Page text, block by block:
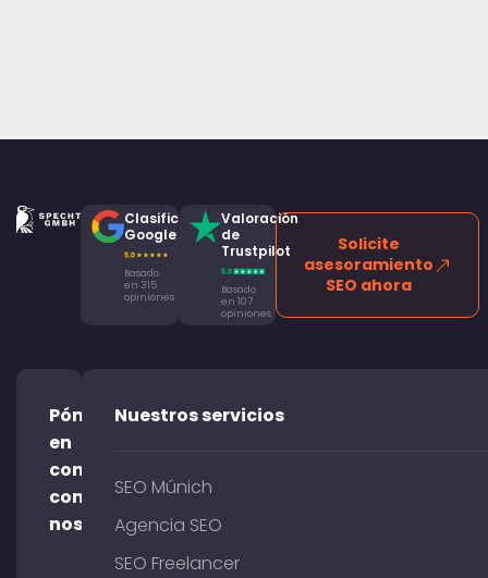
Clasificación
Google
Basado
en 315
opiniones
Valoración
de
Trustpilot
Basado
en 107
opiniones
Solicite
asesoramiento
SEO ahora
Póngase
en
contacto
con
nosotros
Nuestros servicios
SEO Múnich
Agencia SEO
SEO Freelancer